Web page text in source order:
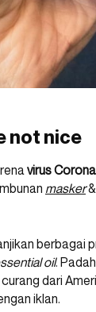
not nice
virus Corona
masker&
berbagai
oil.
dari
iklan.